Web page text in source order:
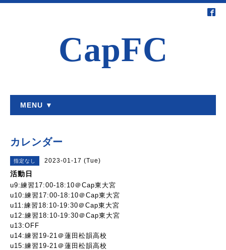
CapFC
MENU ▼
カレンダー
指定なし 2023-01-17 (Tue)
活動日
u9:練習17:00-18:10＠Cap東大宮
u10:練習17:00-18:10＠Cap東大宮
u11:練習18:10-19:30＠Cap東大宮
u12:練習18:10-19:30＠Cap東大宮
u13:OFF
u14:練習19-21＠蓮田松韻高校
u15:練習19-21＠蓮田松韻高校